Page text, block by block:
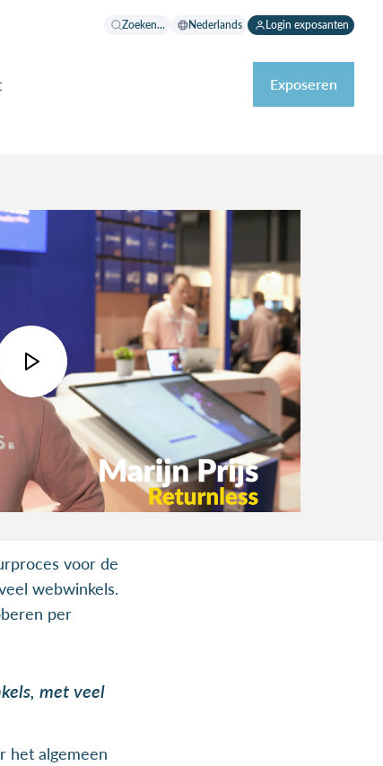
Zoeken... Nederlands Login exposanten
Exposeren
voor de
webwinkels.
per
met veel
het algemeen